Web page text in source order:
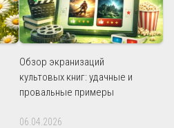
Обзор экранизаций
культовых книг: удачные и
провальные примеры
06.04.2026